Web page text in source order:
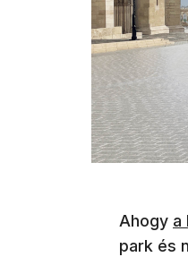
Ahogy a
park és